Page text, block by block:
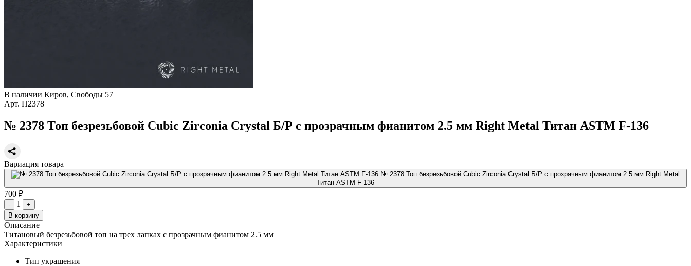
В наличии Киров, Свободы 57
Арт. П2378
№ 2378 Топ безрезьбовой Cubic Zirconia Crystal Б/Р с прозрачным фианитом 2.5 мм Right Metal Титан ASTM F-136
Вариация товара
№ 2378 Топ безрезьбовой Cubic Zirconia Crystal Б/Р с прозрачным фианитом 2.5 мм Right Metal
Титан ASTM F-136
700 ₽
- 1
+
В корзину
Описание
Титановый безрезьбовой топ на трех лапках с прозрачным фианитом 2.5 мм
Характеристики
Тип украшения